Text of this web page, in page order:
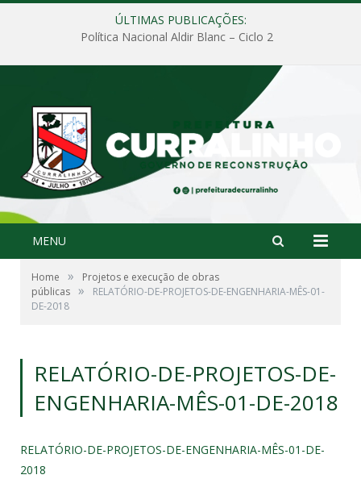
ÚLTIMAS PUBLICAÇÕES:
Política Nacional Aldir Blanc – Ciclo 2
MENU
Home »
Projetos e execução de obras
públicas »
RELATÓRIO-DE-PROJETOS-DE-ENGENHARIA-MÊS-01-
DE-2018
RELATÓRIO-DE-PROJETOS-DE-
ENGENHARIA-MÊS-01-DE-2018
RELATÓRIO-DE-PROJETOS-DE-ENGENHARIA-MÊS-01-DE-
2018